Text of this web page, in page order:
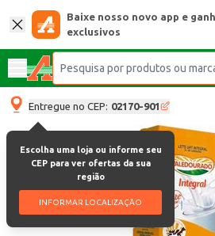
Baixe nosso novo app e
exclusivos
Entregue no CEP: 02170-901
Escolha uma loja ou informe seu
CEP para ver ofertas da sua
região
INFORMAR LOCALIZAÇÃO